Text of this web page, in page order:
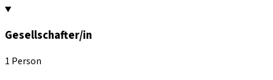
Gesellschafter/in
1 Person